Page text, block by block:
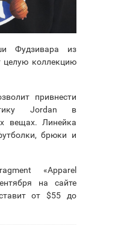
Фудзивара из
целую коллекцию
привнести
Jordan в
вещах. Линейка
брюки и
«Apparel
на сайте
от $55 до